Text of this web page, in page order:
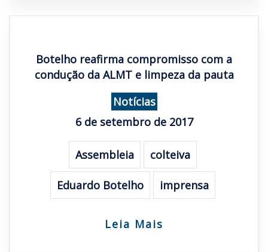
Botelho reafirma compromisso com a
condução da ALMT e limpeza da pauta
Notícias
6 de setembro de 2017
Assembleia colteiva
Eduardo Botelho imprensa
Leia Mais